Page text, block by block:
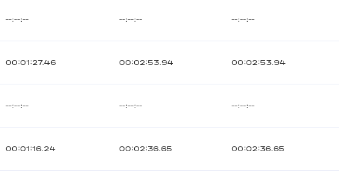
--:--:-- --:--:-- --:--:--
00:01:27.46 00:02:53.94 00:02:53.94
--:--:-- --:--:-- --:--:--
00:01:16.24 00:02:36.65 00:02:36.65